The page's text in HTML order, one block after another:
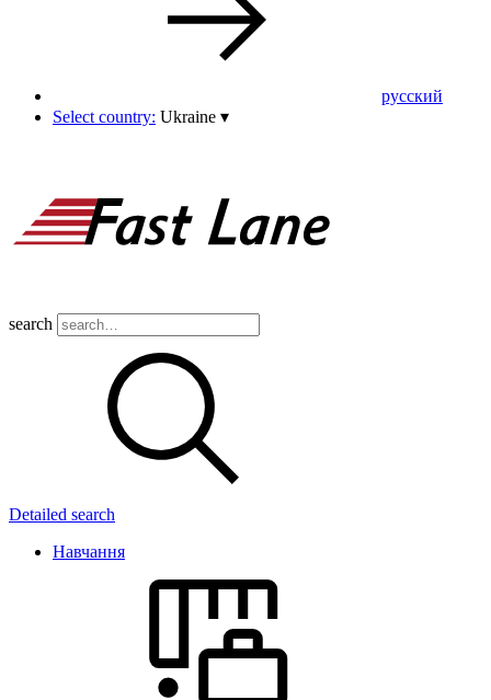
pусский
Select country: Ukraine ▾
search
Detailed search
Навчання